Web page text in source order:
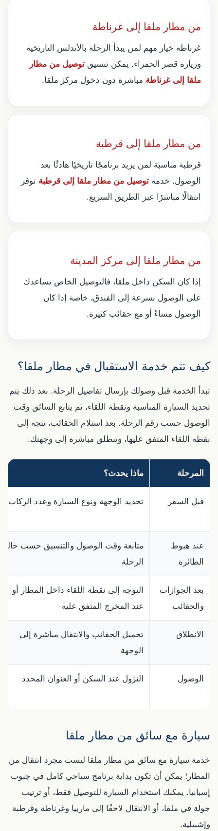
من مطار ملقا إلى غرناطة
غرناطة خيار مهم لمن يبدأ الرحلة بالأندلس التاريخية
وزيارة قصر الحمراء. يمكن تنسيق توصيل من مطار
ملقا إلى غرناطة مباشرة دون دخول مركز ملقا.
من مطار ملقا إلى قرطبة
قرطبة مناسبة لمن يريد برنامجًا تاريخيًا هادئًا بعد
الوصول. خدمة توصيل من مطار ملقا إلى قرطبة توفر
انتقالًا مباشرًا عبر الطريق السريع.
من مطار ملقا إلى مركز المدينة
إذا كان السكن داخل ملقا، فالتوصيل الخاص يساعدك
على الوصول بسرعة إلى الفندق، خاصة إذا كان
الوصول مساءً أو مع حقائب كثيرة.
كيف تتم خدمة الاستقبال في مطار ملقا؟
تبدأ الخدمة قبل وصولك بإرسال تفاصيل الرحلة. بعد ذلك يتم
تحديد السيارة المناسبة ونقطة اللقاء، ثم يتابع السائق وقت
الوصول حسب رقم الرحلة. بعد استلام الحقائب، تتجه إلى
نقطة اللقاء المتفق عليها، وتنطلق مباشرة إلى وجهتك.
المرحلة ماذا يحدث؟
قبل السفر تحديد الوجهة ونوع السيارة وعدد الركاب
عند هبوط
الطائرة
متابعة وقت الوصول والتنسيق حسب حالة
الرحلة
بعد الجوازات
والحقائب
التوجه إلى نقطة اللقاء داخل المطار أو
عند المخرج المتفق عليه
الانطلاق
تحميل الحقائب والانتقال مباشرة إلى
الوجهة
الوصول النزول عند السكن أو العنوان المحدد
سيارة مع سائق من مطار ملقا
خدمة سيارة مع سائق من مطار ملقا ليست مجرد انتقال من
المطار؛ يمكن أن تكون بداية برنامج سياحي كامل في جنوب
إسبانيا. يمكنك استخدام السيارة للتوصيل فقط، أو ترتيب
جولة في ملقا، أو الانتقال لاحقًا إلى ماربيا وغرناطة وقرطبة
وإشبيلية.